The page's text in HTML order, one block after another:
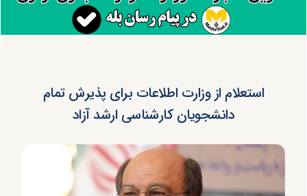
استعلام از وزارت اطلاعات برای پذیرش تمام
دانشجویان کارشناسی ارشد آزاد